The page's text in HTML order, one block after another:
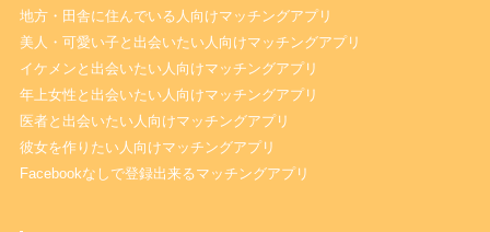
地方・田舎に住んでいる人向けマッチングアプリ
美人・可愛い子と出会いたい人向けマッチングアプリ
イケメンと出会いたい人向けマッチングアプリ
年上女性と出会いたい人向けマッチングアプリ
医者と出会いたい人向けマッチングアプリ
彼女を作りたい人向けマッチングアプリ
Facebookなしで登録出来るマッチングアプリ